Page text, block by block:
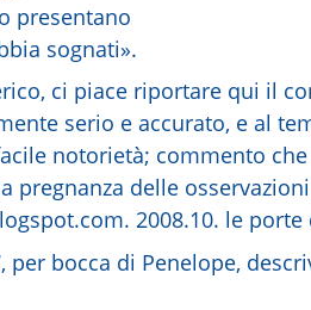
presentano
sognati».
ci piace riportare qui il
serio e accurato, e al
notorietà; commento
pregnanza delle
2008.10. le
per bocca di Penelope,